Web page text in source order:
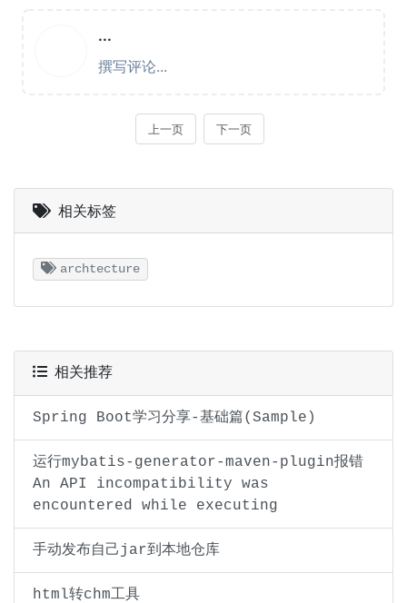
相关标签
archtecture
相关推荐
Spring Boot学习分享-基础篇(Sample)
运行mybatis-generator-maven-plugin报错
An API incompatibility was
encountered while executing
手动发布自己jar到本地仓库
html转chm工具